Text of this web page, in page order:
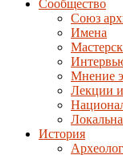
Сообщество
Союз
Имена
Мнение
Лекции
История